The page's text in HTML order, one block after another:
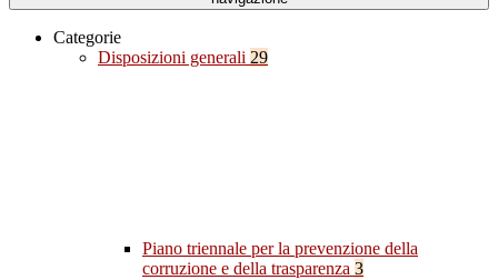
Categorie
Disposizioni generali 29
Piano triennale per la prevenzione della
corruzione e della trasparenza 3